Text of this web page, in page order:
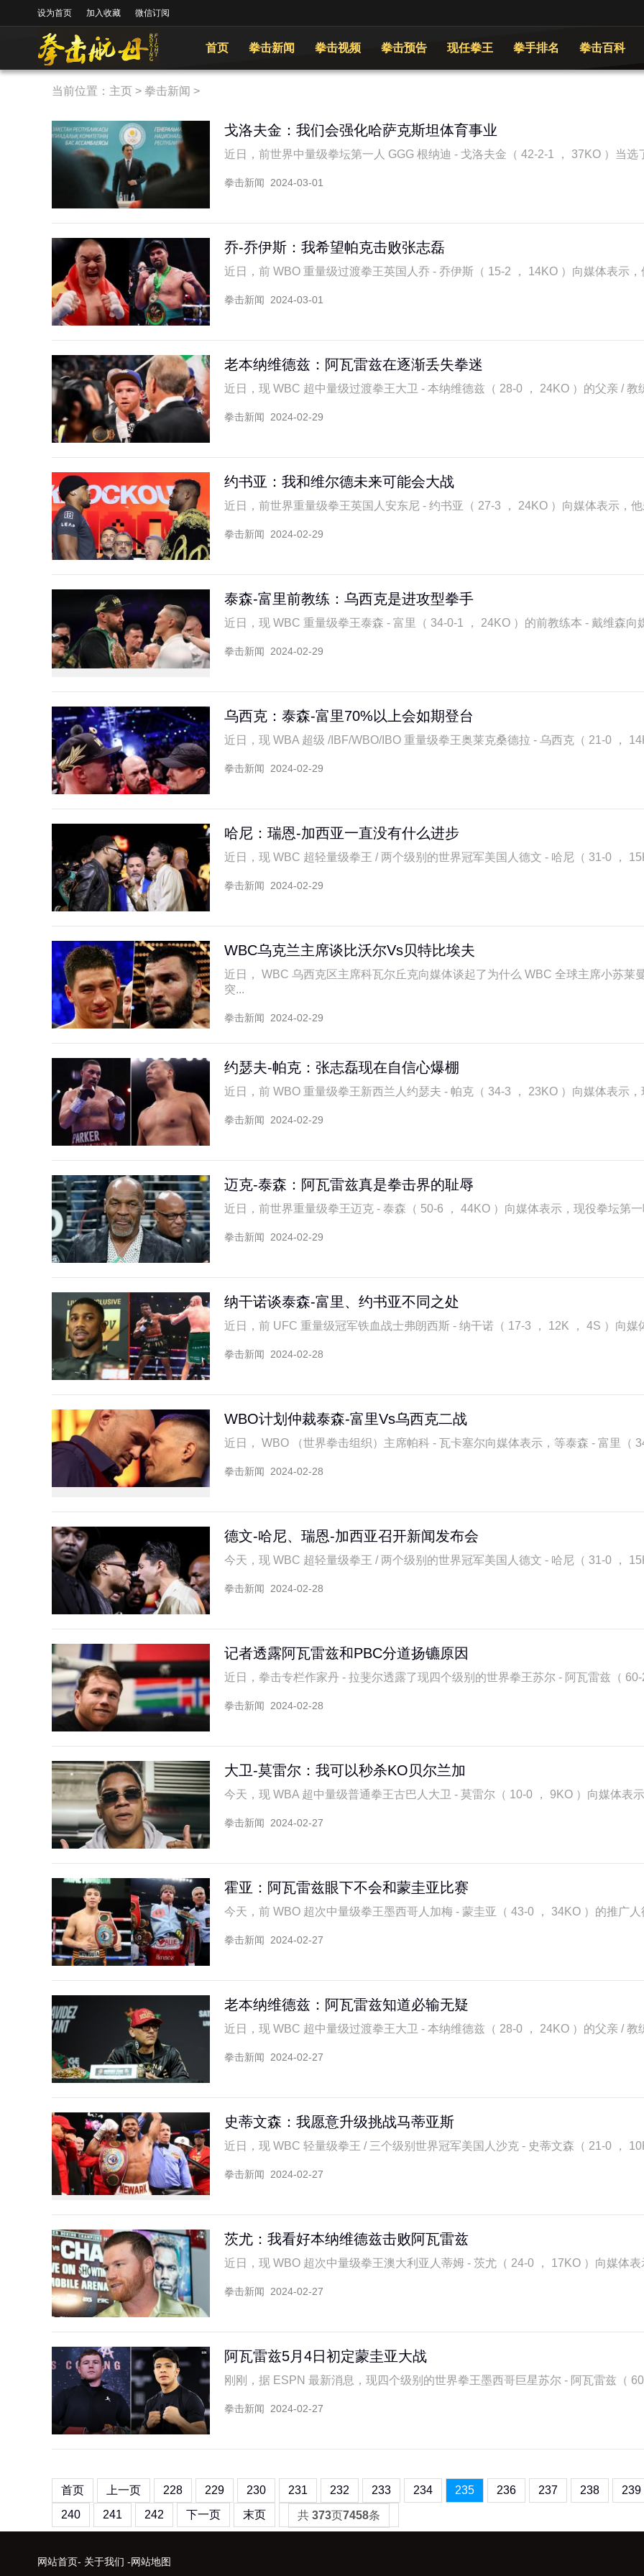
设为首页 加入收藏 微信订阅
首页 拳击新闻 拳击视频 拳击预告 现任拳王 拳手排名 拳击百科
当前位置： 主页 > 拳击新闻 >
戈洛夫金：我们会强化哈萨克斯坦体育事业
近日，前世界中量级拳坛第一人 GGG 根纳迪 - 戈洛夫金（ 42-2-1 ， 37KO ）当选
拳击新闻 2024-03-01
乔-乔伊斯：我希望帕克击败张志磊
近日，前 WBO 重量级过渡拳王英国人乔 - 乔伊斯（ 15-2 ， 14KO ）向媒体表示，
拳击新闻 2024-03-01
老本纳维德兹：阿瓦雷兹在逐渐丢失拳迷
近日，现 WBC 超中量级过渡拳王大卫 - 本纳维德兹（ 28-0 ， 24KO ）的父亲 / 教
拳击新闻 2024-02-29
约书亚：我和维尔德未来可能会大战
近日，前世界重量级拳王英国人安东尼 - 约书亚（ 27-3 ， 24KO ）向媒体表示，他
拳击新闻 2024-02-29
泰森-富里前教练：乌西克是进攻型拳手
近日，现 WBC 重量级拳王泰森 - 富里（ 34-0-1 ， 24KO ）的前教练本 - 戴维森向
拳击新闻 2024-02-29
乌西克：泰森-富里70%以上会如期登台
近日，现 WBA 超级 /IBF/WBO/IBO 重量级拳王奥莱克桑德拉 - 乌西克（ 21-0 ，
拳击新闻 2024-02-29
哈尼：瑞恩-加西亚一直没有什么进步
近日，现 WBC 超轻量级拳王 / 两个级别的世界冠军美国人德文 - 哈尼（ 31-0 ，
拳击新闻 2024-02-29
WBC乌克兰主席谈比沃尔Vs贝特比埃夫
近日， WBC 乌西克区主席科瓦尔丘克向媒体谈起了为什么 WBC 全球主席小苏莱
突...
拳击新闻 2024-02-29
约瑟夫-帕克：张志磊现在自信心爆棚
近日，前 WBO 重量级拳王新西兰人约瑟夫 - 帕克（ 34-3 ， 23KO ）向媒体表示，
拳击新闻 2024-02-29
迈克-泰森：阿瓦雷兹真是拳击界的耻辱
近日，前世界重量级拳王迈克 - 泰森（ 50-6 ， 44KO ）向媒体表示，现役拳坛第一
拳击新闻 2024-02-29
纳干诺谈泰森-富里、约书亚不同之处
近日，前 UFC 重量级冠军铁血战士弗朗西斯 - 纳干诺（ 17-3 ， 12K ， 4S ）向媒
拳击新闻 2024-02-28
WBO计划仲裁泰森-富里Vs乌西克二战
近日， WBO （世界拳击组织）主席帕科 - 瓦卡塞尔向媒体表示，等泰森 - 富里（
拳击新闻 2024-02-28
德文-哈尼、瑞恩-加西亚召开新闻发布会
今天，现 WBC 超轻量级拳王 / 两个级别的世界冠军美国人德文 - 哈尼（ 31-0 ，
拳击新闻 2024-02-28
记者透露阿瓦雷兹和PBC分道扬镳原因
近日，拳击专栏作家丹 - 拉斐尔透露了现四个级别的世界拳王苏尔 - 阿瓦雷兹（ 60-
拳击新闻 2024-02-28
大卫-莫雷尔：我可以秒杀KO贝尔兰加
今天，现 WBA 超中量级普通拳王古巴人大卫 - 莫雷尔（ 10-0 ， 9KO ）向媒体表
拳击新闻 2024-02-27
霍亚：阿瓦雷兹眼下不会和蒙圭亚比赛
今天，前 WBO 超次中量级拳王墨西哥人加梅 - 蒙圭亚（ 43-0 ， 34KO ）的推广人
拳击新闻 2024-02-27
老本纳维德兹：阿瓦雷兹知道必输无疑
近日，现 WBC 超中量级过渡拳王大卫 - 本纳维德兹（ 28-0 ， 24KO ）的父亲 / 教
拳击新闻 2024-02-27
史蒂文森：我愿意升级挑战马蒂亚斯
近日，现 WBC 轻量级拳王 / 三个级别世界冠军美国人沙克 - 史蒂文森（ 21-0 ，
拳击新闻 2024-02-27
茨尤：我看好本纳维德兹击败阿瓦雷兹
近日，现 WBO 超次中量级拳王澳大利亚人蒂姆 - 茨尤（ 24-0 ， 17KO ）向媒体表
拳击新闻 2024-02-27
阿瓦雷兹5月4日初定蒙圭亚大战
刚刚，据 ESPN 最新消息，现四个级别的世界拳王墨西哥巨星苏尔 - 阿瓦雷兹（
拳击新闻 2024-02-27
首页 上一页 228 229 230 231 232 233 234 235 236 237 238
239
240
241 242 下一页 末页 共 373页7458条
网站首页- 关于我们 -网站地图